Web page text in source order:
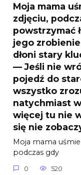
Moja mama
zdjęciu,
powstrzymać
jego
dłoni stary
— Jeśli nie
pojedź do
wszystko
natychmiast
więcej tu nie
się nie
Moja mama
podczas gdy
0 520